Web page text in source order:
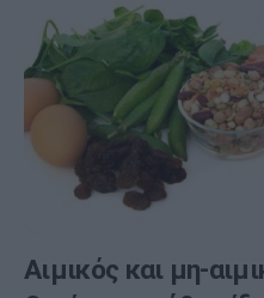
Αιμικός και μη-